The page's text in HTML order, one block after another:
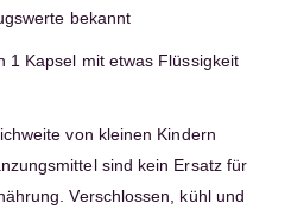
bekannt
1 Kapsel mit etwas Flüssigkeit
von kleinen Kindern
sind kein Ersatz für
Verschlossen, kühl und